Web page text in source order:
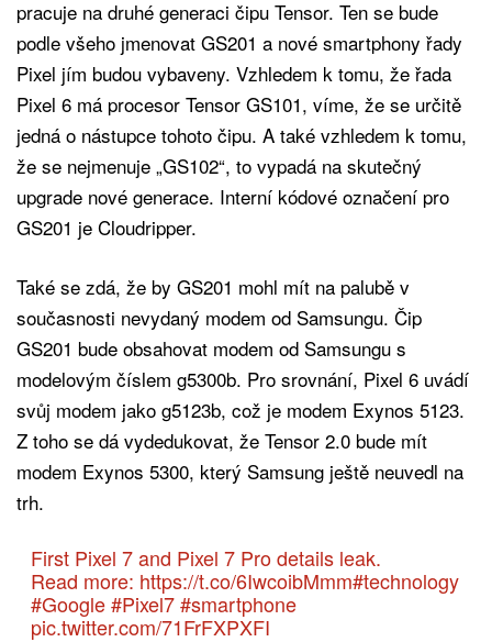
pracuje na druhé generaci čipu Tensor. Ten se bude
podle všeho jmenovat GS201 a nové smartphony řady
Pixel jím budou vybaveny. Vzhledem k tomu, že řada
Pixel 6 má procesor Tensor GS101, víme, že se určitě
jedná o nástupce tohoto čipu. A také vzhledem k tomu,
že se nejmenuje „GS102“, to vypadá na skutečný
upgrade nové generace. Interní kódové označení pro
GS201 je Cloudripper.
Také se zdá, že by GS201 mohl mít na palubě v
současnosti nevydaný modem od Samsungu. Čip
GS201 bude obsahovat modem od Samsungu s
modelovým číslem g5300b. Pro srovnání, Pixel 6 uvádí
svůj modem jako g5123b, což je modem Exynos 5123.
Z toho se dá vydedukovat, že Tensor 2.0 bude mít
modem Exynos 5300, který Samsung ještě neuvedl na
trh.
First Pixel 7 and Pixel 7 Pro details leak.
Read more: https://t.co/6IwcoibMmm#technology
#Google #Pixel7 #smartphone
pic.twitter.com/71FrFXPXFI